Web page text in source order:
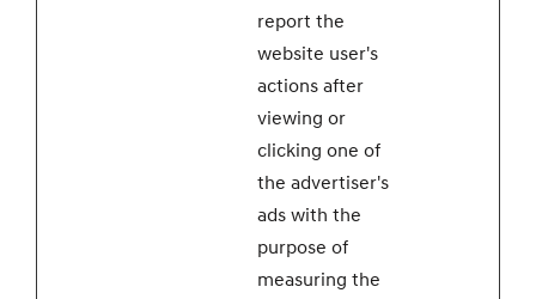
report the
website user's
actions after
viewing or
clicking one of
the advertiser's
ads with the
purpose of
measuring the